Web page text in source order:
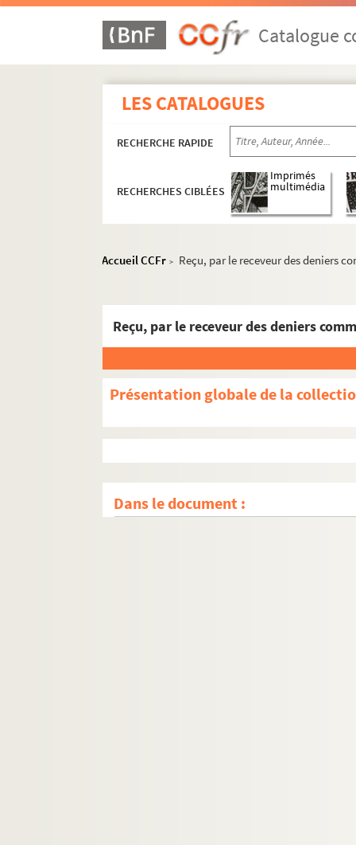
Catalogue
LES CATALOGUES
RECHERCHE RAPIDE
RECHERCHES CIBLÉES
Imprimés
multimédia
Accueil CCFr > Reçu, par le receveur des deniers
Présentation globale de la
Dans le document :